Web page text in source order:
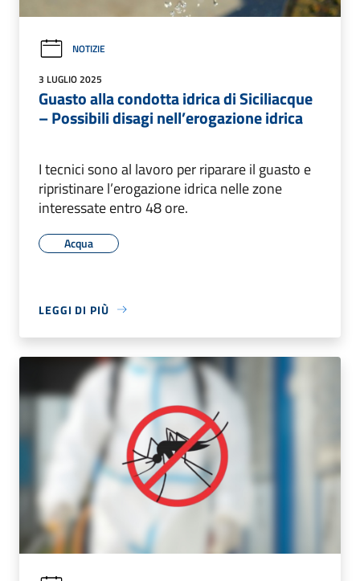
NOTIZIE
3 LUGLIO 2025
Guasto alla condotta idrica di Siciliacque
– Possibili disagi nell’erogazione idrica
I tecnici sono al lavoro per riparare il guasto e
ripristinare l’erogazione idrica nelle zone
interessate entro 48 ore.
Acqua
LEGGI DI PIÙ